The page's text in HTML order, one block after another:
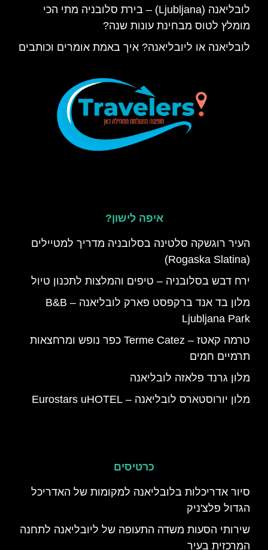
לובליאנה (Ljubljana) – בירת סלובניה מתי הכי
מומלץ לטוס מבחינת עונות שנה?
לובליאנה או ליובליאנה? איך באמת אומרים וכותבים
איפה לישון?
העיר רוגשקה סלטינה בסלובניה מדריך למטיילים
(Rogaska Slatina)
ירח דבש בסלובניה – טיפים והמלצות לתכנון טיול
מלון בד אנד ברקפסט פארק לובליאנה – B&B
Ljubljana Park
טרמה קאטז – Terme Catez כפר נופש ומרחצאות
תרמיים חמים
מלון גרנד פלאזה לובליאנה
מלון יורוסטארס לובליאנה – Eurostars uHOTEL
כרטיסים
סיור אדריכלות בלובליאנה למקומות של האדריכל
הגדול פלצ'ניק
שירותי הסעות משדה התעופה של ליובליאנה לתחנה
המרכזית בעיר